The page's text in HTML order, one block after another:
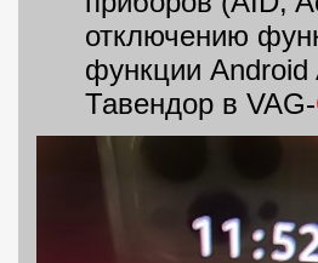
отключению
функции Android
Тавендор в VAG-